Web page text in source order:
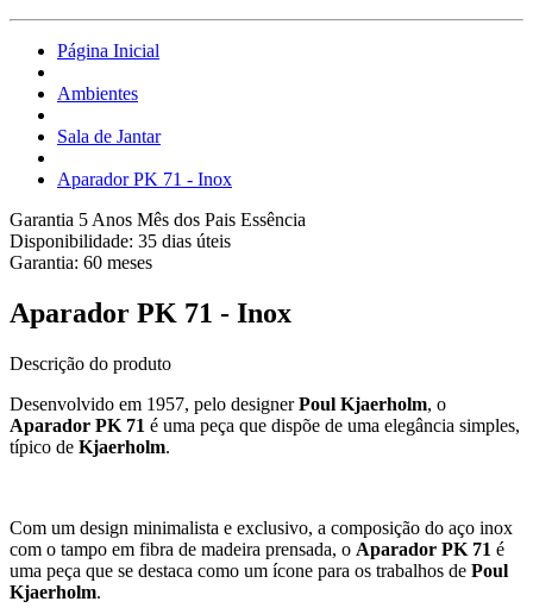
Página Inicial
Ambientes
Sala de Jantar
Aparador PK 71 - Inox
Garantia 5 Anos Mês dos Pais Essência
Disponibilidade: 35 dias úteis
Garantia: 60 meses
Aparador PK 71 - Inox
Descrição do produto
Desenvolvido em 1957, pelo designerPoul Kjaerholm, o
Aparador PK 71 é uma peça que dispõe de uma elegância simples,
típico de Kjaerholm.
Com um design minimalista e exclusivo, a composição do aço inox
com o tampo em fibra de madeira prensada, o Aparador PK 71 é
uma peça que se destaca como um ícone para os trabalhos de Poul
Kjaerholm.